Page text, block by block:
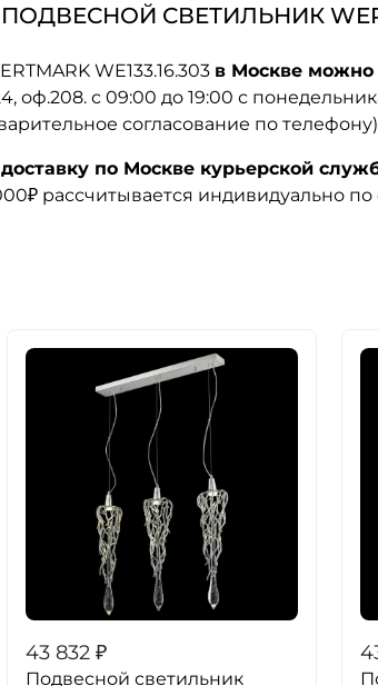
СВЕТИЛЬНИК
WE133.16.303 в Москве можно
оф.208. с 09:00 до 19:00 с
согласование по
по Москве курьерской
рассчитывается индивидуально
43 832 ₽
Подвесной светильник